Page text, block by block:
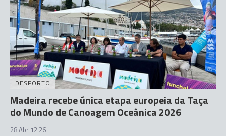
DESPORTO
Madeira recebe única etapa europeia da Taça
do Mundo de Canoagem Oceânica 2026
28 Abr 12:26